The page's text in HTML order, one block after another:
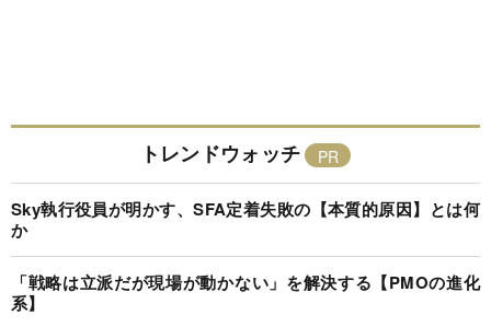
トレンドウォッチ
Sky執行役員が明かす、SFA定着失敗の【本質的原因】とは何
か
「戦略は立派だが現場が動かない」を解決する【PMOの進化
系】